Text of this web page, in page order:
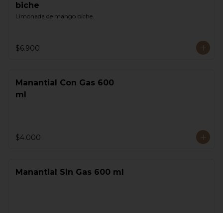
biche
Limonada de mango biche.
$6.900
Manantial Con Gas 600
ml
$4.000
Manantial Sin Gas 600 ml